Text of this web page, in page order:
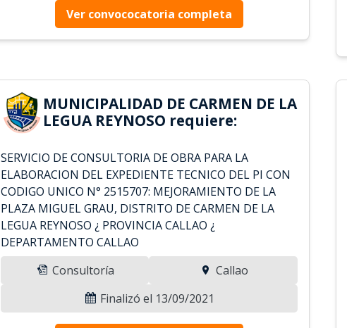
Ver convococatoria completa
MUNICIPALIDAD DE CARMEN DE LA
LEGUA REYNOSO requiere:
SERVICIO DE CONSULTORIA DE OBRA PARA LA
ELABORACION DEL EXPEDIENTE TECNICO DEL PI CON
CODIGO UNICO N° 2515707: MEJORAMIENTO DE LA
PLAZA MIGUEL GRAU, DISTRITO DE CARMEN DE LA
LEGUA REYNOSO ¿ PROVINCIA CALLAO ¿
DEPARTAMENTO CALLAO
Consultoría
Callao
Finalizó el 13/09/2021